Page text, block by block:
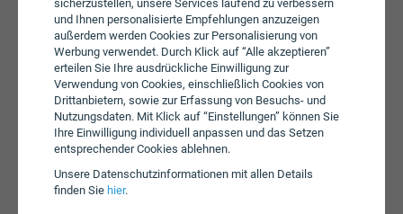
sicherzustellen, unsere Services laufend zu verbessern
und Ihnen personalisierte Empfehlungen anzuzeigen
außerdem werden Cookies zur Personalisierung von
Werbung verwendet. Durch Klick auf “Alle akzeptieren”
erteilen Sie Ihre ausdrückliche Einwilligung zur
Verwendung von Cookies, einschließlich Cookies von
Drittanbietern, sowie zur Erfassung von Besuchs- und
Nutzungsdaten. Mit Klick auf “Einstellungen” können Sie
Ihre Einwilligung individuell anpassen und das Setzen
entsprechender Cookies ablehnen.
Unsere Daten­schutz­informationen mit allen Details
finden Sie hier.
aufgebraucht ist muss ein zusätzliches Datenpaket von
Magenta hinzugenommen werden, um wieder mobilen
Zugriff auf das Internet zu haben. Es wird keine
Servicepauschale erhoben.